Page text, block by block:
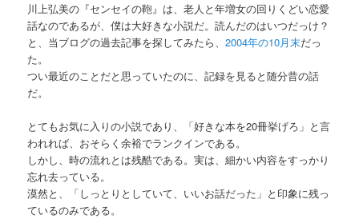
川上弘美の『センセイの鞄』は、老人と年増女の回りくどい恋愛
話なのであるが、僕は大好きな小説だ。読んだのはいつだっけ？
と、当ブログの過去記事を探してみたら、2004年の10月末だっ
た。
つい最近のことだと思っていたのに、記録を見ると随分昔の話
だ。
とてもお気に入りの小説であり、「好きな本を20冊挙げろ」と言
われれば、おそらく余裕でランクインである。
しかし、時の流れとは残酷である。実は、細かい内容をすっかり
忘れ去っている。
漠然と、「しっとりとしていて、いいお話だった」と印象に残っ
ているのみである。